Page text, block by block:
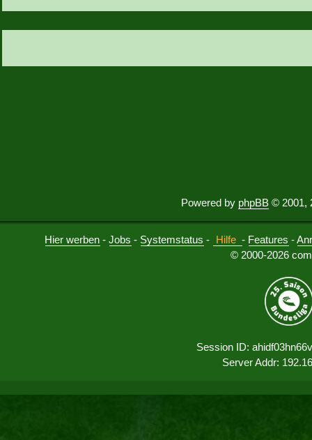
Powered by phpBB © 2001,
Hier werben -Jobs - Systemstatus - Hilfe - Features -
© 2000-2026
Session ID:
Server Addr: